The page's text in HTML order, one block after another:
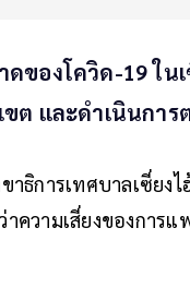
ของโควิด-19 ใน
ต และดำเนินกา
ขาธิการเทศบาลเซี่ย
ความเสี่ยงของการ